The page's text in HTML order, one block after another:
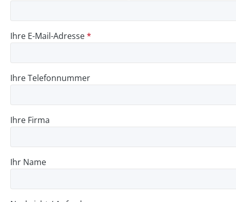
Ihre E-Mail-Adresse*
Ihre Telefonnummer
Ihre Firma
Ihr Name